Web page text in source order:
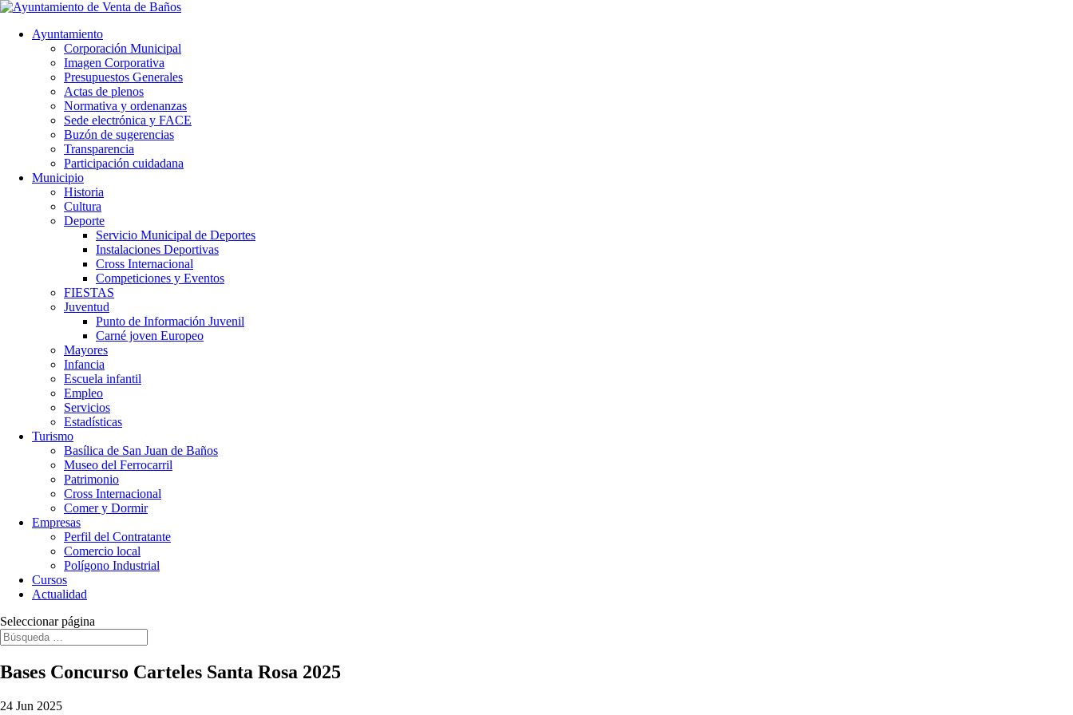
Ayuntamiento
Corporación Municipal
Imagen Corporativa
Presupuestos Generales
Actas de plenos
Normativa y ordenanzas
Sede electrónica y FACE
Buzón de sugerencias
Transparencia
Participación cuidadana
Municipio
Historia
Cultura
Deporte
Servicio Municipal de Deportes
Instalaciones Deportivas
Cross Internacional
Competiciones y Eventos
FIESTAS
Juventud
Punto de Información Juvenil
Carné joven Europeo
Mayores
Infancia
Escuela infantil
Empleo
Servicios
Estadísticas
Turismo
Basílica de San Juan de Baños
Museo del Ferrocarril
Patrimonio
Cross Internacional
Comer y Dormir
Empresas
Perfil del Contratante
Comercio local
Polígono Industrial
Cursos
Actualidad
Seleccionar página
Bases Concurso Carteles Santa Rosa 2025
24 Jun 2025